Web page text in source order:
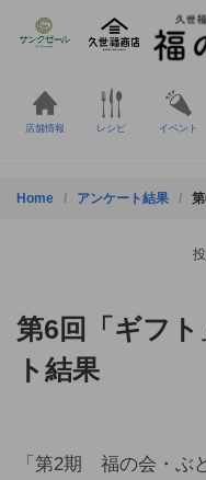
店舗情報 レシピ イベント
Home アンケート結果
第6回「ギフ
ト結果
「第2期 福の会・ぶ